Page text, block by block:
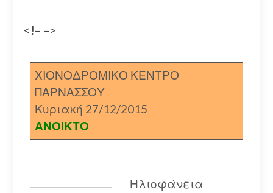
<!– –>
ΧΙΟΝΟΔΡΟΜΙΚΟ ΚΕΝΤΡΟ
ΠΑΡΝΑΣΣΟΥ
Κυριακή 27/12/2015
ΑΝΟΙΚΤΟ
Ηλιοφάνεια